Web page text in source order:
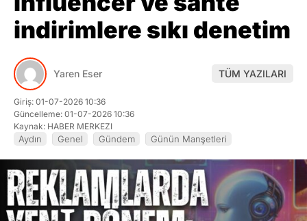
indirimlere sıkı denetim
Yaren Eser TÜM YAZILARI
Giriş: 01-07-2026 10:36
Güncelleme: 01-07-2026 10:36
Kaynak: HABER MERKEZI
Aydın Genel Gündem Günün Manşetleri